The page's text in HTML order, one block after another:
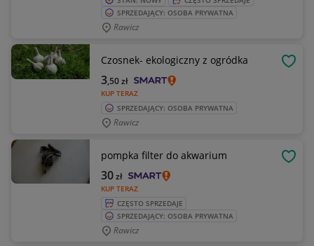
SPRZEDAJĄCY: OSOBA PRYWATNA
Rawicz
Czosnek- ekologiczny z ogródka
KUP TERAZ
3,50zł
SPRZEDAJĄCY: OSOBA PRYWATNA
Rawicz
pompka filter do akwarium
KUP TERAZ
30zł
CZĘSTO SPRZEDAJE
SPRZEDAJĄCY: OSOBA PRYWATNA
Rawicz